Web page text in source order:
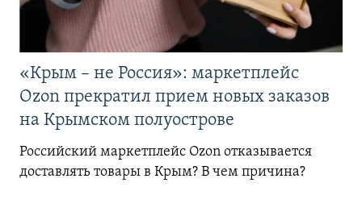
«Крым – не Россия»: маркетплейс
Ozon прекратил прием новых заказов
на Крымском полуострове
Российский маркетплейс Ozon отказывается
доставлять товары в Крым? В чем причина?